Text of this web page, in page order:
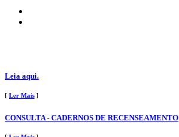
Leia aqui.
[ Ler Mais ]
CONSULTA - CADERNOS DE RECENSEAMENTO